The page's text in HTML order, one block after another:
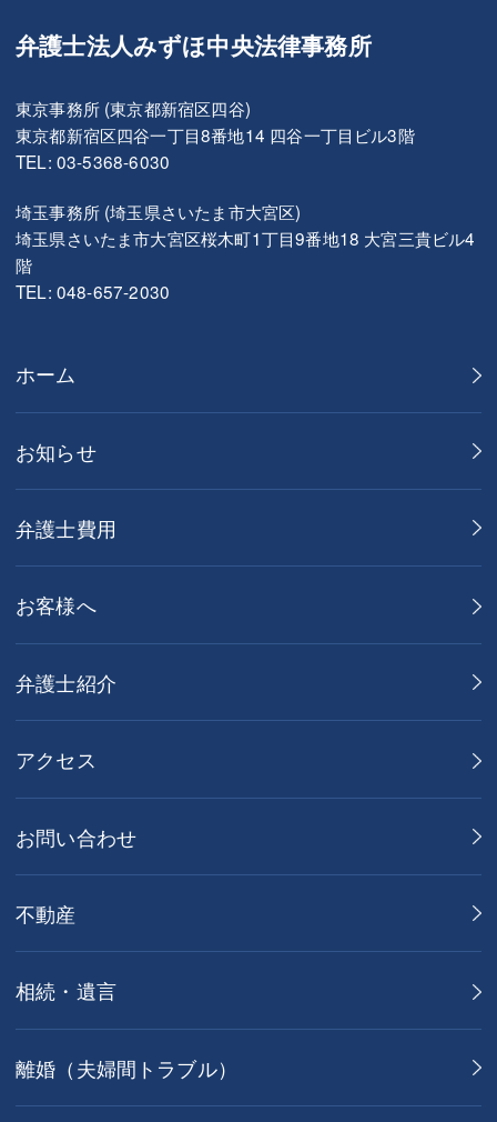
弁護士法人みずほ中央法律事務所
東京事務所 (東京都新宿区四谷)
東京都新宿区四谷一丁目8番地14 四谷一丁目ビル3階
TEL: 03-5368-6030
埼玉事務所 (埼玉県さいたま市大宮区)
埼玉県さいたま市大宮区桜木町1丁目9番地18 大宮三貴ビル4
階
TEL: 048-657-2030
ホーム
お知らせ
弁護士費用
お客様へ
弁護士紹介
アクセス
お問い合わせ
不動産
相続・遺言
離婚（夫婦間トラブル）